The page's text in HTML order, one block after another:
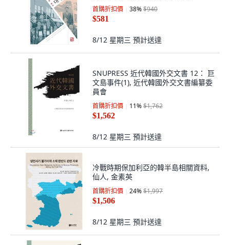
首購折扣價 38%$940
$581
8/12 星期三 預計送達
SNUPRESS 近代韓國外交文書 12： 巨
文島事件(1), 近代韓國外交文書編纂委
員會
首購折扣價 11%$1,762
$1,562
8/12 星期三 預計送達
冷戰時期保加利亞的韓半島相關資料,
仙人, 金素英
首購折扣價 24%$1,997
$1,506
8/12 星期三 預計送達